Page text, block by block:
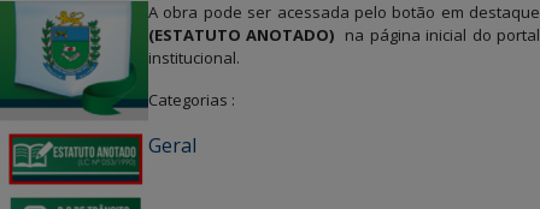
A obra pode ser acessada pelo botão em destaque
(ESTATUTO ANOTADO) na página inicial do portal
institucional.
Categorias :
Geral